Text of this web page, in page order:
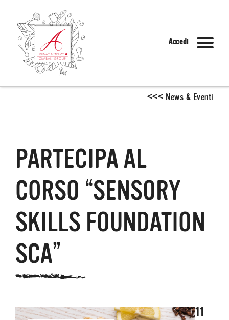
Accedi
<<< News & Eventi
PARTECIPA AL
CORSO “SENSORY
SKILLS FOUNDATION
SCA”
11